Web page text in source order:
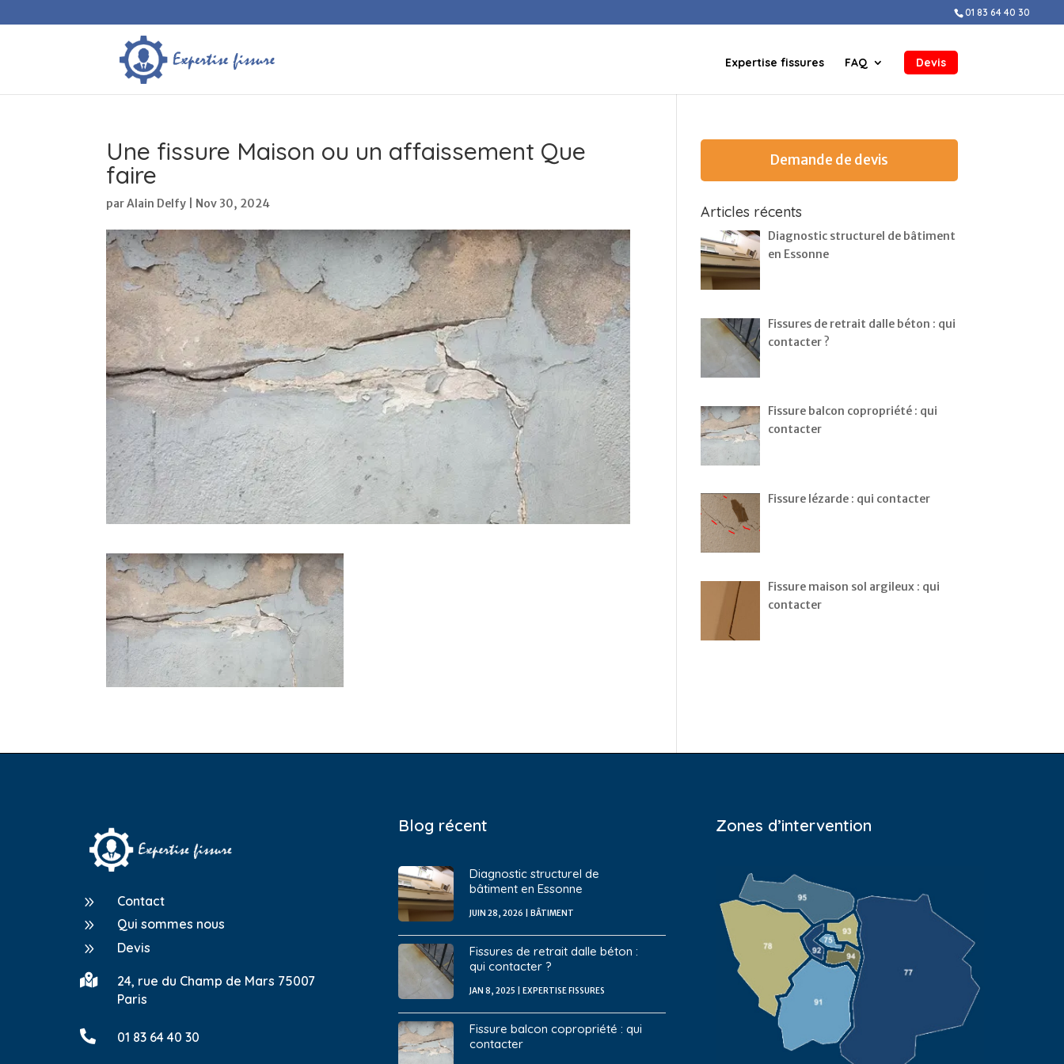
01 83 64 40 30
Expertise fissures FAQ Devis
Une fissure Maison ou un affaissement Que
faire
parAlain Delfy Nov 30, 2024
Demande de devis
Articles récents
Diagnostic structurel de bâtiment
en Essonne
Fissures de retrait dalle béton : qui
contacter ?
Fissure balcon copropriété : qui
contacter
Fissure lézarde : qui contacter
Fissure maison sol argileux : qui
contacter
9 Contact
9 Qui sommes nous
9 Devis

24, rue du Champ de Mars 75007
Paris
 01 83 64 40 30
Blog récent
Diagnostic structurel de
bâtiment en Essonne
JUIN 28, 2026 BÂTIMENT
Fissures de retrait dalle béton :
qui contacter ?
JAN 8, 2025 EXPERTISE FISSURES
Fissure balcon copropriété : qui
contacter
Zones d’intervention